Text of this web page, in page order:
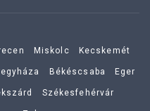
Miskolc Kecskemét
Békéscsaba Eger
Székesfehérvár